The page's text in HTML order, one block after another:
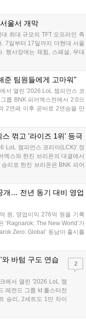
독특한 대회 구조를 가지며, 누
트 체험과 공연 등 다양한 즐길
점에서도 행사가 이어질 예정입
최됩니다....
울서 개막
최대 규모의 TFT 오프라인 축
7일부터 17일까지 더현대 서울
행사장에는 체험, 스페셜, 무대
셔널, 15일 오후 2시 스트리머
를 끌고 있다....
준 팀원들에게 고마워"
서 열린 '2026 LoL 챔피언스 코
룹 BNK 피어엑스전에서 2:0으
2연패 이후 곧바로 2연승을 만
감을 올렸다. 다음은 이날 데뷔
꺾고 '라이즈 1위' 등극
LoL 챔피언스 코리아(LCK)' 정
엑스와 한진 브리온의 대결에서
리로 한진 브리온은 BNK 피어
다. 1세트, 한진 브리온이 '로머'
개… 전년 동기 대비 영업
원, 영업이익 276억 원을 기록
‘Ragnarok: The New World’가
Zero: Global’ 동남아 출시를
9월 22일 ‘갈바테인’ 등 다양한
3’ 등 대작을 글로벌
설립과 라그나로크 에코 시스
이다....
바텀 구도 연습
에서 열린 '2026 LoL 챔
레전드 그룹 kt 롤스터전
승리, 2세트도 1만 차이
압도적인 경기력을 선
2